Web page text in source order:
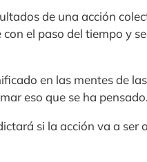
de una acción
el paso del tiempo y
en las mentes de
eso que se ha pensado.
si la acción va a ser